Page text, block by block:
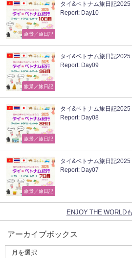
旅景／旅日記
タイ&ベトナム旅日記
Report: Day10
旅景／旅日記
タイ&ベトナム旅日記
Report: Day09
旅景／旅日記
タイ&ベトナム旅日記
Report: Day08
旅景／旅日記
タイ&ベトナム旅日記
Report: Day07
ENJOY THE WORLD
アーカイブボックス